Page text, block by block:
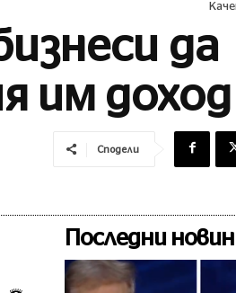
да
им доход
Сподели
Последни